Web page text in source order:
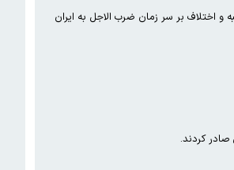
افتادن نشست شورای امنیت تا روز سه شنبه و اختلاف بر سر زمان ضرب الاجل به ایران
صادر کردند.